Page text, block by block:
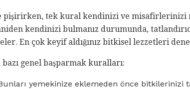
pişirirken, tek kural kendinizi ve misafirlerinizi
kendinizi bulmanız durumunda,
En çok keyif aldığınız bitkisel lezzetleri
genel başparmak kuralları:
yemekinize eklemeden önce bitkilerinizi